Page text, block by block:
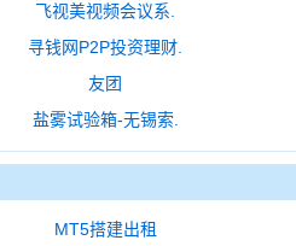
飞视美视频会议系.
寻钱网P2P投资理财.
友团
盐雾试验箱-无锡索.
MT5搭建出租